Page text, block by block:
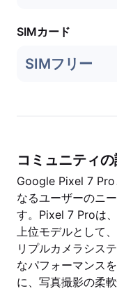
SIMカード
SIMフリー
コミュニティ
Google Pixel 7
なるユーザーのニ
す。Pixel 7 Proは
上位モデルとして
リプルカメラシス
なパフォーマンス
に、写真撮影の柔